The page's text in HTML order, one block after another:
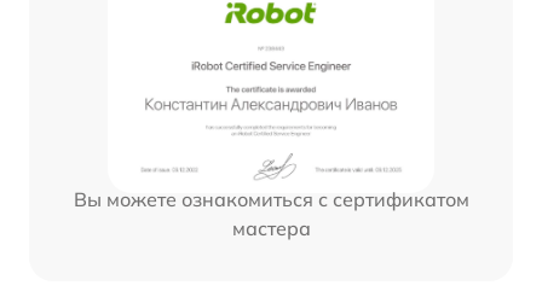
Вы можете ознакомиться с сертификатом
мастера